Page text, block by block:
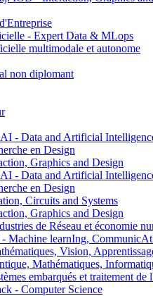
- Expert Data & MLops
multimodale et autonome
non diplomant
- Data and Artificial
en Design
Graphics and Design
- Data and Artificial
en Design
Circuits and Systems
Graphics and Design
de Réseau et économie
learnIng,
Vision,
Mathématiques,
embarqués et traitement de
- Computer Science